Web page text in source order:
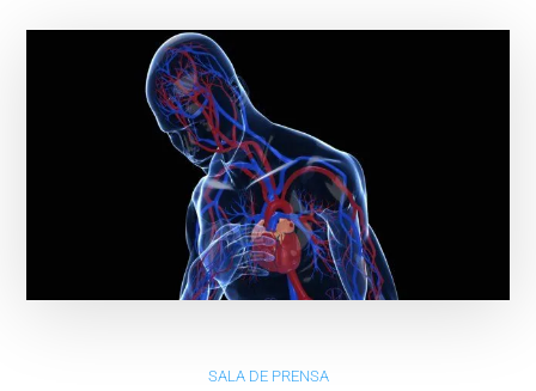
SALA DE PRENSA